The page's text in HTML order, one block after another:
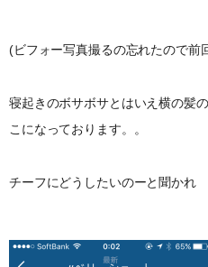
(ビフォー写真撮るの忘れたので前
寝起きのボサボサとはいえ横の髪
こになっております。。
チーフにどうしたいのーと聞かれ